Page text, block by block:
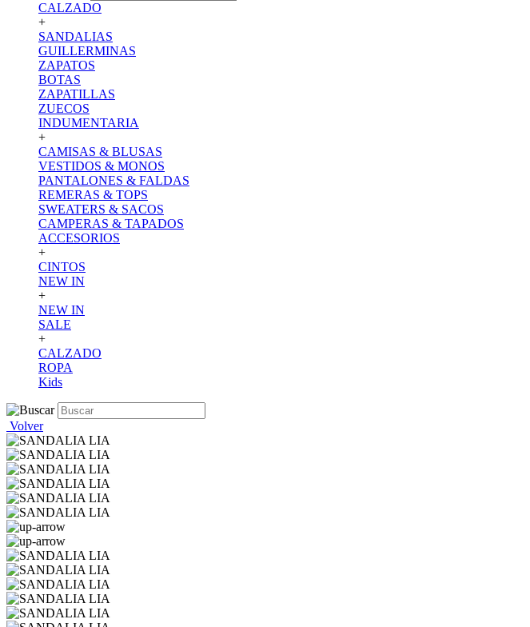
CALZADO
+
SANDALIAS
GUILLERMINAS
ZAPATOS
BOTAS
ZAPATILLAS
ZUECOS
INDUMENTARIA
+
CAMISAS & BLUSAS
VESTIDOS & MONOS
PANTALONES & FALDAS
REMERAS & TOPS
SWEATERS & SACOS
CAMPERAS & TAPADOS
ACCESORIOS
+
CINTOS
NEW IN
+
NEW IN
SALE
+
CALZADO
ROPA
Kids
Volver